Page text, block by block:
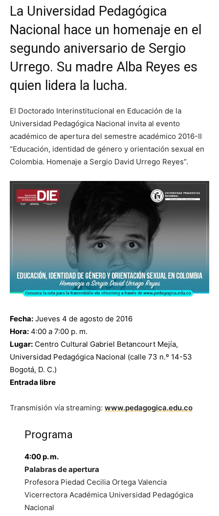
La Universidad Pedagógica
Nacional hace un homenaje en el
segundo aniversario de Sergio
Urrego. Su madre Alba Reyes es
quien lidera la lucha.
El Doctorado Interinstitucional en Educación de la
Universidad Pedagógica Nacional invita al evento
académico de apertura del semestre académico 2016-II
“Educación, identidad de género y orientación sexual en
Colombia. Homenaje a Sergio David Urrego Reyes”.
Fecha: Jueves 4 de agosto de 2016
Hora: 4:00 a 7:00 p. m.
Lugar: Centro Cultural Gabriel Betancourt Mejía,
Universidad Pedagógica Nacional (calle 73 n.º 14-53
Bogotá, D. C.)
Entrada libre
Transmisión vía streaming: www.pedagogica.edu.co
Programa
4:00 p. m.
Palabras de apertura
Profesora Piedad Cecilia Ortega Valencia
Vicerrectora Académica Universidad Pedagógica
Nacional